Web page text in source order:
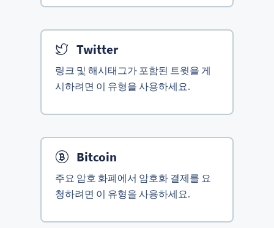
Twitter
링크 및 해시태그가 포함된 트윗을 게
시하려면 이 유형을 사용하세요.
Bitcoin
주요 암호 화폐에서 암호화 결제를 요
청하려면 이 유형을 사용하세요.